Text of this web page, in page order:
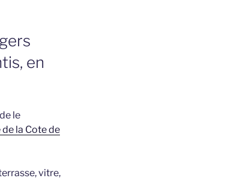
en
le
de la Cote de
vitre,